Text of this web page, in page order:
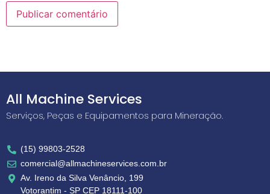
All Machine Services
Serviços, Peças e Equipamentos para Mineração.
(15) 99803-2528
comercial@allmachineservices.com.br
Av. Ireno da Silva Venâncio, 199
Votorantim - SP CEP 18111-100